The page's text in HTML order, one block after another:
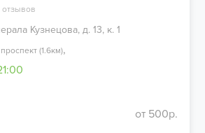
отзывов
Кузнецова, д. 13, к. 1
(1.6км),
от 500р.